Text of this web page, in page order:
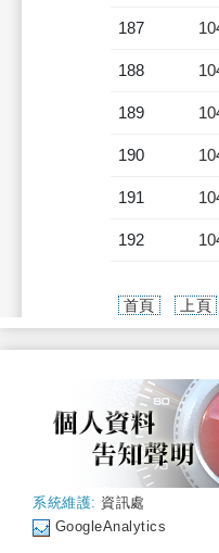
187
188
189
190
191
192
首頁 上頁
系統維護: 資訊處
GoogleAnalytics